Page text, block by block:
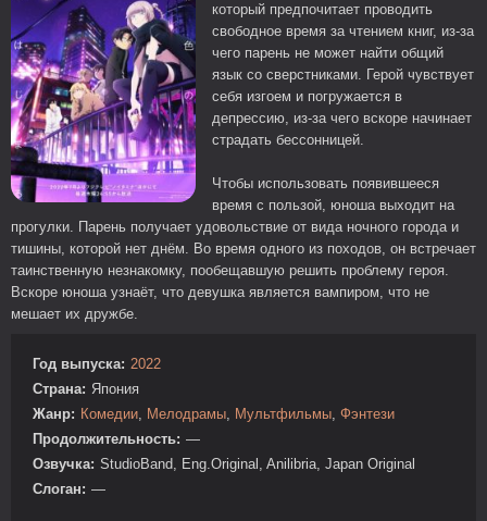
который предпочитает проводить
свободное время за чтением книг, из-за
чего парень не может найти общий
язык со сверстниками. Герой чувствует
себя изгоем и погружается в
депрессию, из-за чего вскоре начинает
страдать бессонницей.
Чтобы использовать появившееся
время с пользой, юноша выходит на
прогулки. Парень получает удовольствие от вида ночного города и
тишины, которой нет днём. Во время одного из походов, он встречает
таинственную незнакомку, пообещавшую решить проблему героя.
Вскоре юноша узнаёт, что девушка является вампиром, что не
мешает их дружбе.
Год выпуска: 2022
Страна: Япония
Жанр: Комедии, Мелодрамы, Мультфильмы, Фэнтези
Продолжительность: —
Озвучка: StudioBand, Eng.Original, Anilibria, Japan Original
Слоган: —